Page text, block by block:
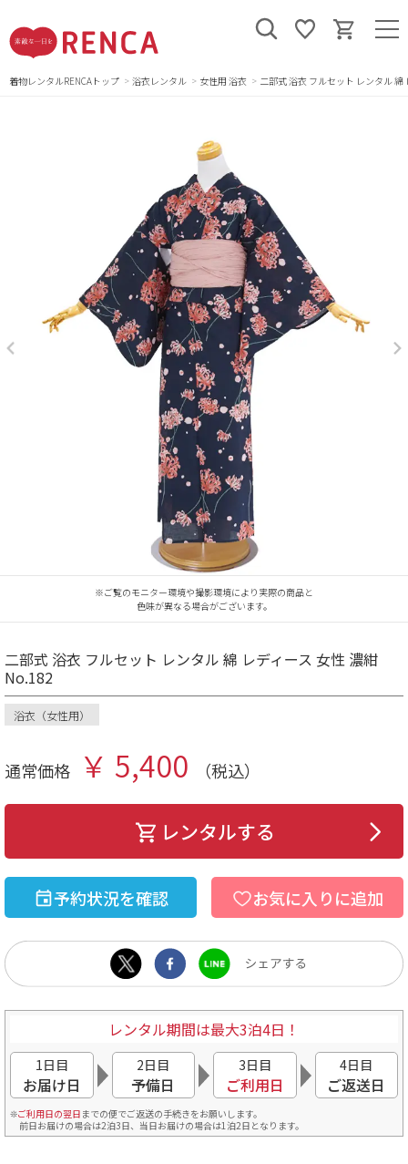
着物レンタルRENCAトップ 浴衣レンタル 女性用 浴衣 二部式 浴衣 フルセット レンタル 綿
※ご覧のモニター環境や撮影環境により実際の商品と
色味が異なる場合がございます。
二部式 浴衣 フルセット レンタル 綿 レディース 女性 濃紺
No.182
浴衣（女性用）
通常価格 ￥ 5,400 （税込）
レンタルする
予約状況を確認 お気に入りに追加
レンタル期間は最大3泊4日！
1日目
お届け日
2日目
予備日
3日目
ご利用日
4日目
ご返送日
ご利用日の翌日 までの便でご返送の手続きをお願いします。
前日お届けの場合は2泊3日、当日お届けの場合は1泊2日となります。